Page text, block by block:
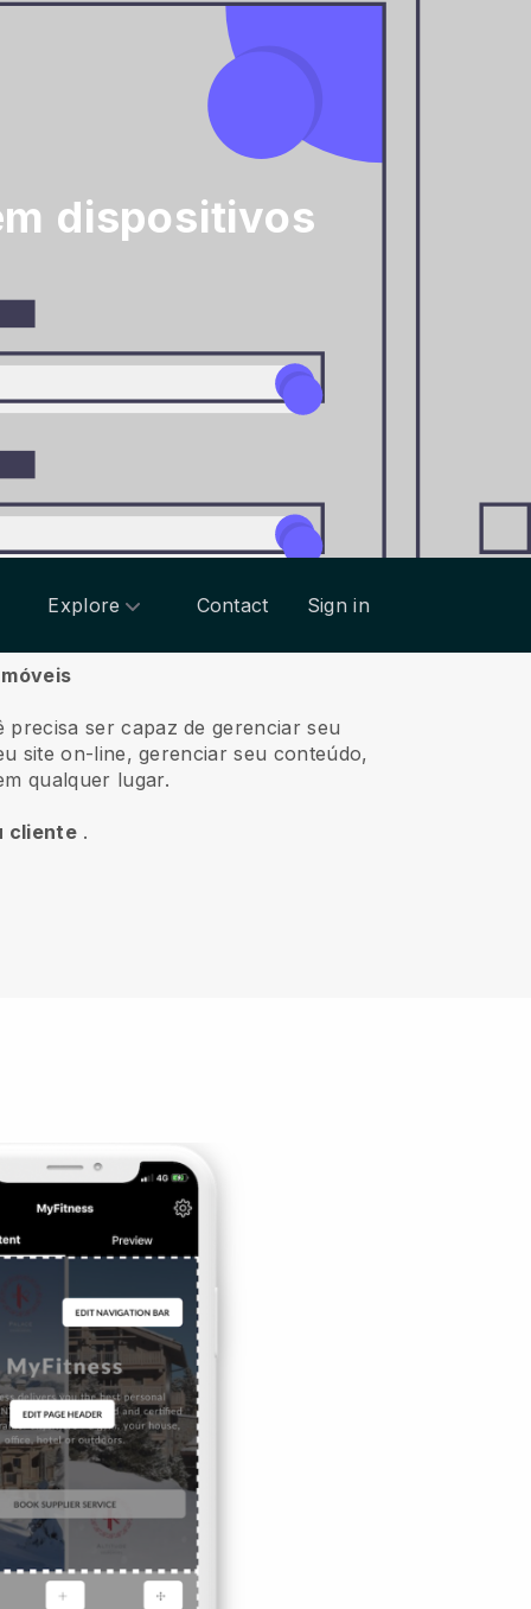
dispositivos
Explore Contact Sign in
precisa ser capaz de gerenciar seu
site on-line, gerenciar seu conteúdo,
qualquer lugar.
cliente .